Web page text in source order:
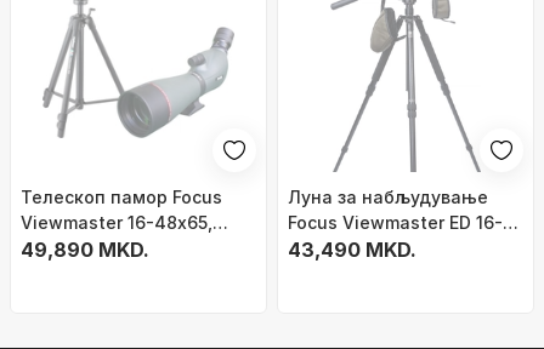
Телескоп памор Focus
Viewmaster 16-48x65,
статив Videomate 638,
49,890 MKD.
Луна за набљудување
Focus Viewmaster ED 16-
48x65, оптика Bak-4,
43,490 MKD.